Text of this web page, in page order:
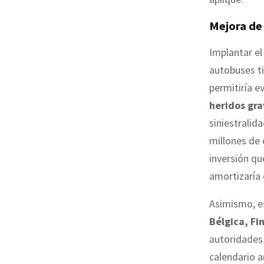
Mejora
Implantar
autobuses
permitiría
heridos
millones de
inversión
amortizaría
Asimismo,
Bélgica,
calendario